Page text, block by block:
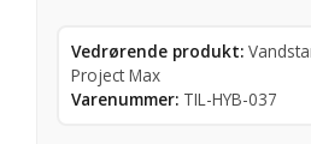
Vedrørende produkt:
Project Max
Varenummer: TIL-HYB-037